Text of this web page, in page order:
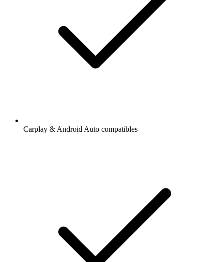
Carplay & Android Auto compatibles